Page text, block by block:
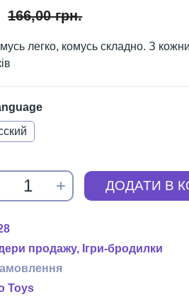
166,00 грн.
легко, комусь складно. З
продажу
Ігри-бродилки
Toys